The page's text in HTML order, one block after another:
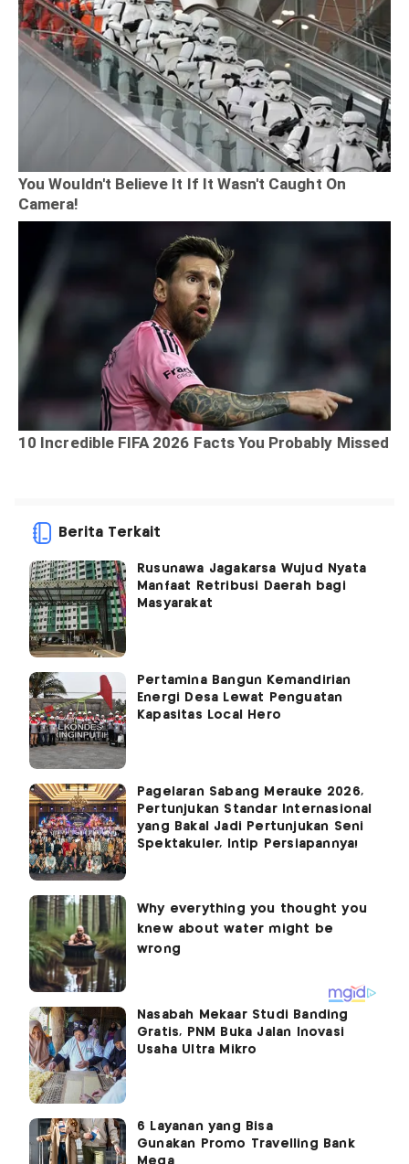
Berita Terkait
Rusunawa Jagakarsa Wujud Nyata
Manfaat Retribusi Daerah bagi
Masyarakat
Pertamina Bangun Kemandirian
Energi Desa Lewat Penguatan
Kapasitas Local Hero
Pagelaran Sabang Merauke 2026,
Pertunjukan Standar Internasional
yang Bakal Jadi Pertunjukan Seni
Spektakuler, Intip Persiapannya!
Nasabah Mekaar Studi Banding
Gratis, PNM Buka Jalan Inovasi
Usaha Ultra Mikro
6 Layanan yang Bisa
Gunakan Promo Travelling Bank
Mega